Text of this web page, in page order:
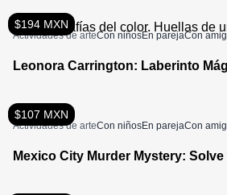
$194 MXN
Actividades de arteCon niñosEn parejaCon
Leonora Carrington: Laberinto
$107 MXN
Actividades de arteCon niñosEn parejaCon
Mexico City Murder Mystery: Solve